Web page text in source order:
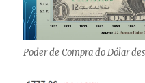
Poder de Compra do Dólar